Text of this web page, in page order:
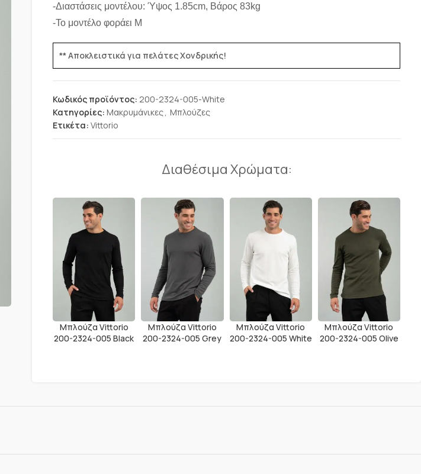
-Διαστάσεις μοντέλου: Ύψος 1.85cm, Βάρος 83kg
-Το μοντέλο φοράει Μ
** Αποκλειστικά για πελάτες Χονδρικής!
Κωδικός προϊόντος: 200-2324-005-White
Κατηγορίες: Μακρυμάνικες, Μπλούζες
Ετικέτα: Vittorio
Διαθέσιμα Χρώματα:
Μπλούζα Vittorio
200-2324-005 Black
Μπλούζα Vittorio
200-2324-005 Grey
Μπλούζα Vittorio
200-2324-005 White
Μπλούζα Vittorio
200-2324-005 Olive